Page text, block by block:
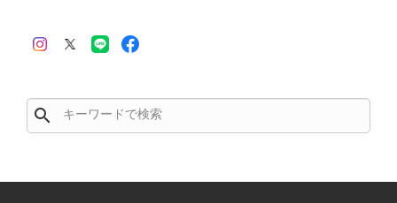
CELINE セリーヌ 財布 ブラック ガンチーニ レザー 3つ折り vintage ヴィンテージ オールド 6xspmn
2026/07/16
search